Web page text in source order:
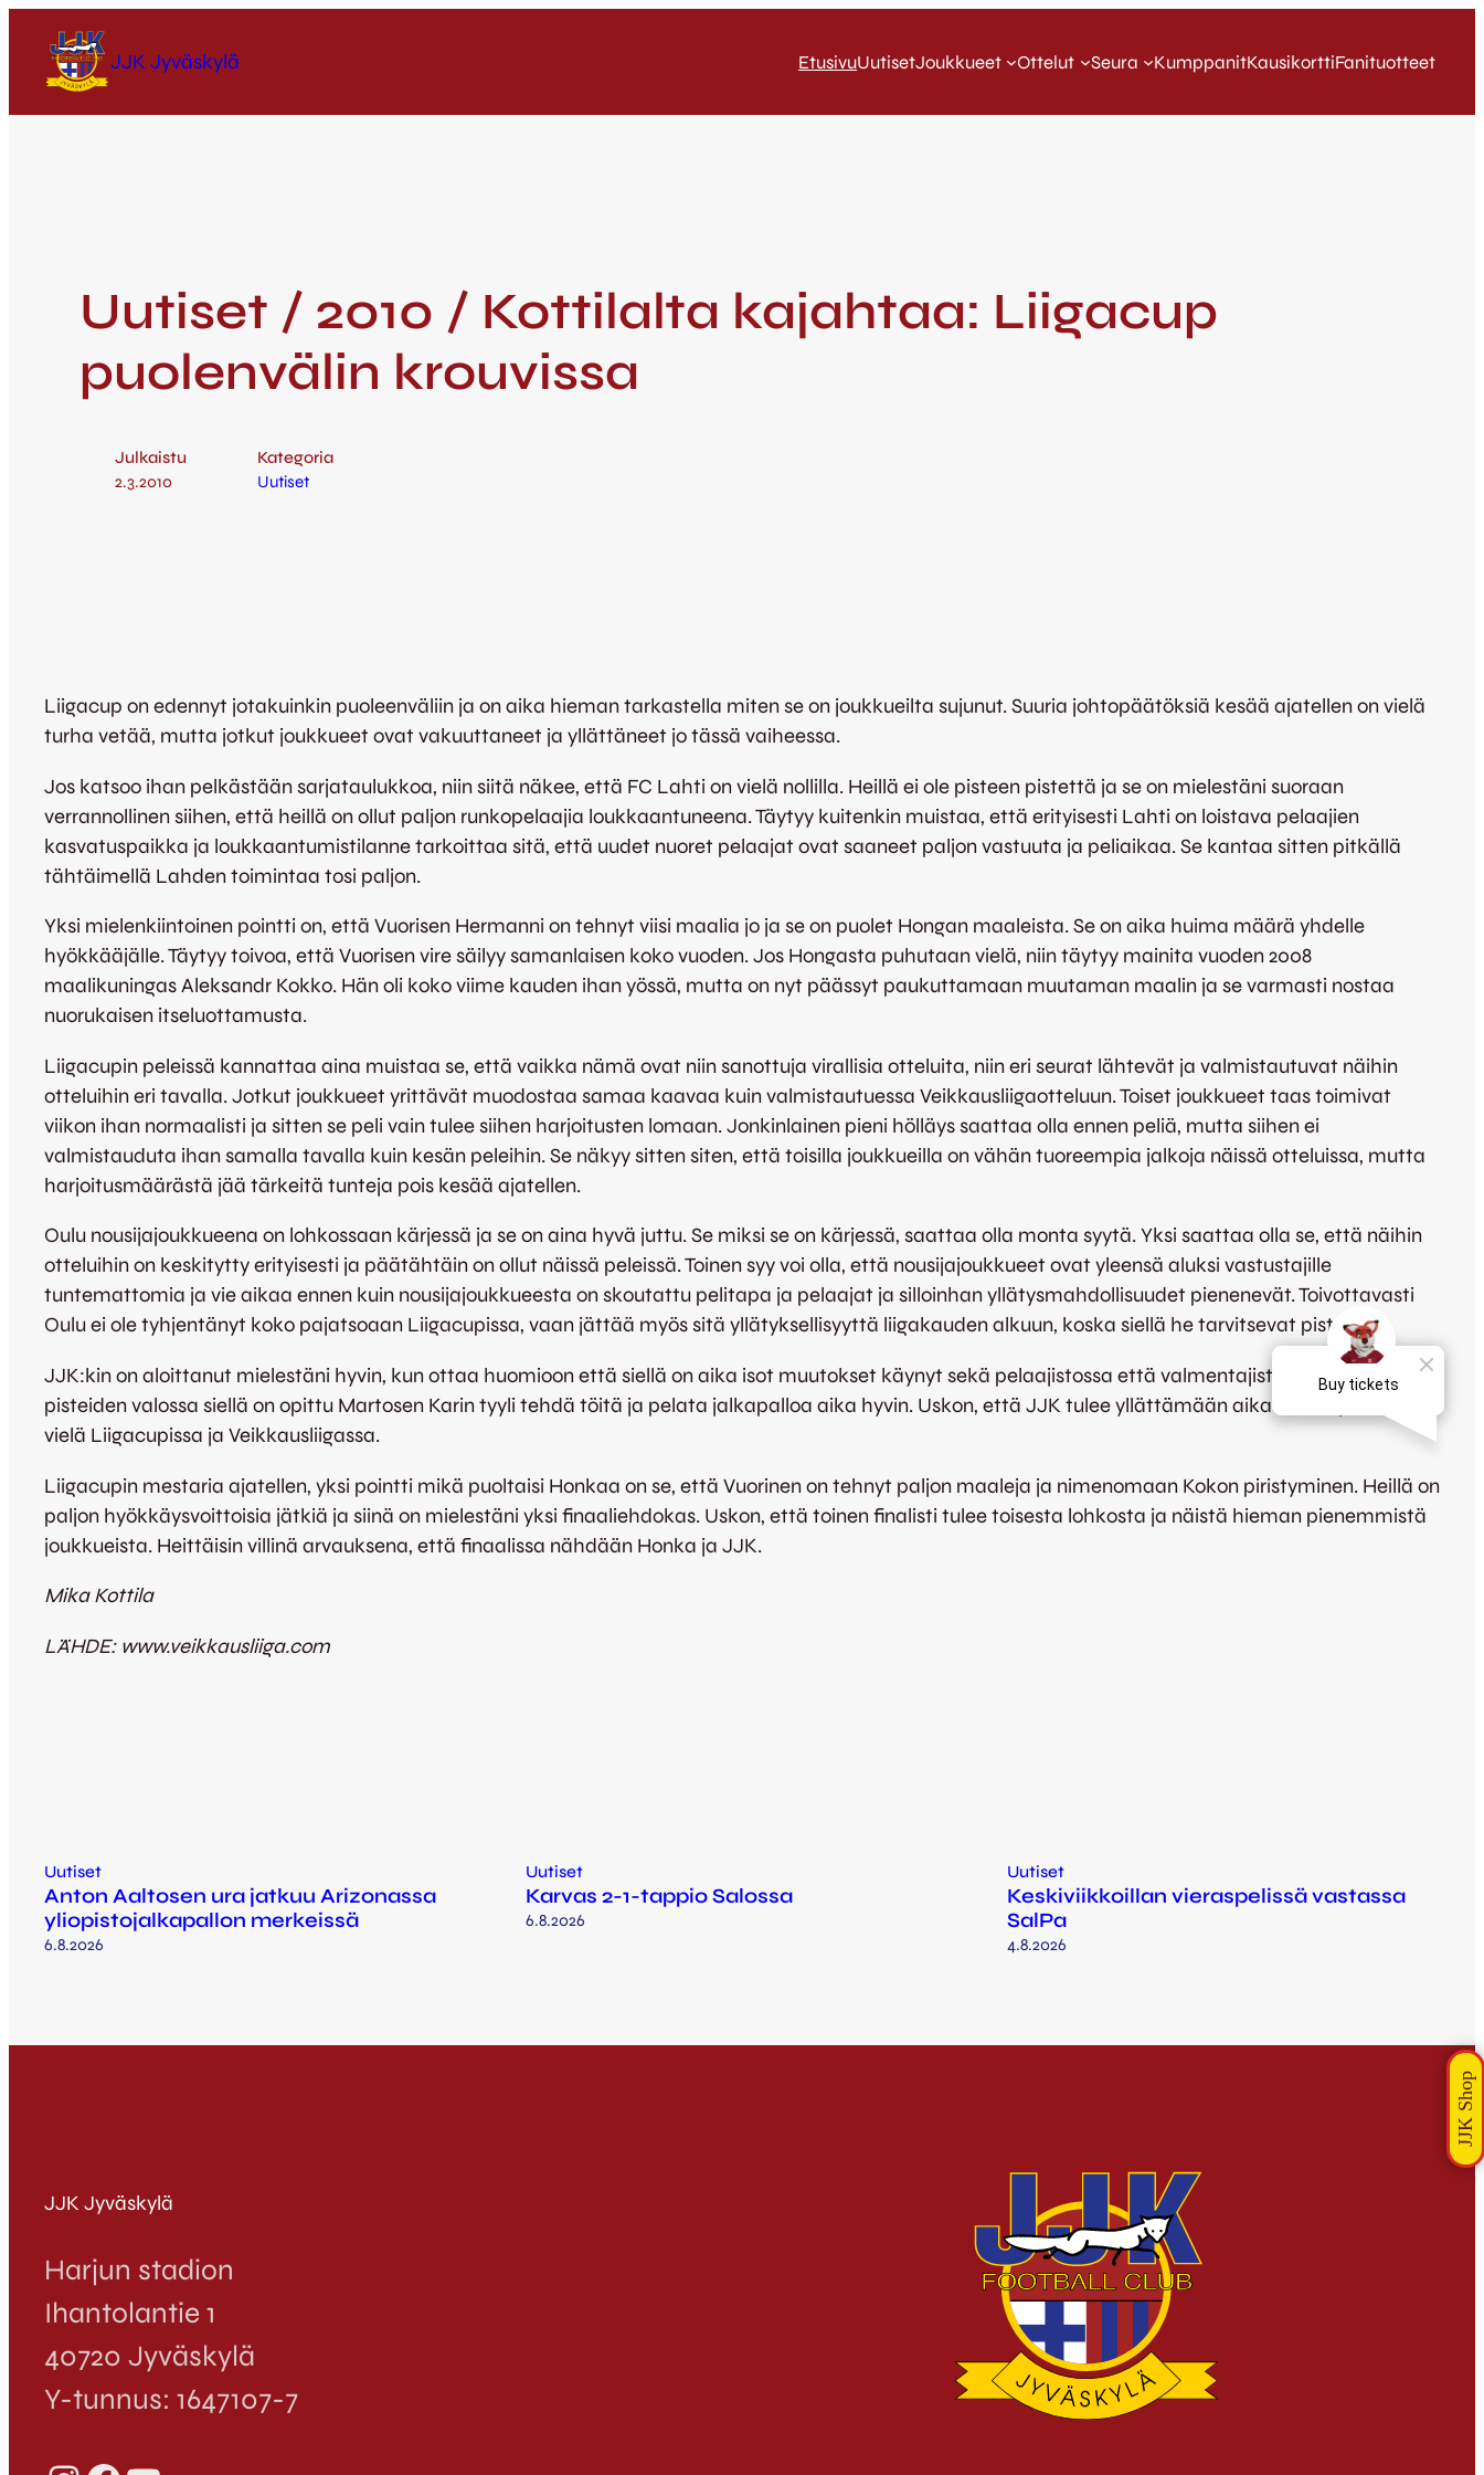
JJK Jyväskylä EtusivuUutisetJoukkueet Ottelut Seura KumppanitKausikorttiFanituotteet
Uutiset / 2010 / Kottilalta kajahtaa: Liigacup
puolenvälin krouvissa
Julkaistu
2.3.2010
Kategoria
Uutiset
Liigacup on edennyt jotakuinkin puoleenväliin ja on aika hieman tarkastella miten se on joukkueilta sujunut. Suuria johtopäätöksiä kesää ajatellen on vielä
turha vetää, mutta jotkut joukkueet ovat vakuuttaneet ja yllättäneet jo tässä vaiheessa.
Jos katsoo ihan pelkästään sarjataulukkoa, niin siitä näkee, että FC Lahti on vielä nollilla. Heillä ei ole pisteen pistettä ja se on mielestäni suoraan
verrannollinen siihen, että heillä on ollut paljon runkopelaajia loukkaantuneena. Täytyy kuitenkin muistaa, että erityisesti Lahti on loistava pelaajien
kasvatuspaikka ja loukkaantumistilanne tarkoittaa sitä, että uudet nuoret pelaajat ovat saaneet paljon vastuuta ja peliaikaa. Se kantaa sitten pitkällä
tähtäimellä Lahden toimintaa tosi paljon.
Yksi mielenkiintoinen pointti on, että Vuorisen Hermanni on tehnyt viisi maalia jo ja se on puolet Hongan maaleista. Se on aika huima määrä yhdelle
hyökkääjälle. Täytyy toivoa, että Vuorisen vire säilyy samanlaisen koko vuoden. Jos Hongasta puhutaan vielä, niin täytyy mainita vuoden 2008
maalikuningas Aleksandr Kokko. Hän oli koko viime kauden ihan yössä, mutta on nyt päässyt paukuttamaan muutaman maalin ja se varmasti nostaa
nuorukaisen itseluottamusta.
Liigacupin peleissä kannattaa aina muistaa se, että vaikka nämä ovat niin sanottuja virallisia otteluita, niin eri seurat lähtevät ja valmistautuvat näihin
otteluihin eri tavalla. Jotkut joukkueet yrittävät muodostaa samaa kaavaa kuin valmistautuessa Veikkausliigaotteluun. Toiset joukkueet taas toimivat
viikon ihan normaalisti ja sitten se peli vain tulee siihen harjoitusten lomaan. Jonkinlainen pieni hölläys saattaa olla ennen peliä, mutta siihen ei
valmistauduta ihan samalla tavalla kuin kesän peleihin. Se näkyy sitten siten, että toisilla joukkueilla on vähän tuoreempia jalkoja näissä otteluissa, mutta
harjoitusmäärästä jää tärkeitä tunteja pois kesää ajatellen.
Oulu nousijajoukkueena on lohkossaan kärjessä ja se on aina hyvä juttu. Se miksi se on kärjessä, saattaa olla monta syytä. Yksi saattaa olla se, että näihin
otteluihin on keskitytty erityisesti ja päätähtäin on ollut näissä peleissä. Toinen syy voi olla, että nousijajoukkueet ovat yleensä aluksi vastustajille
tuntemattomia ja vie aikaa ennen kuin nousijajoukkueesta on skoutattu pelitapa ja pelaajat ja silloinhan yllätysmahdollisuudet pienenevät. Toivottavasti
Oulu ei ole tyhjentänyt koko pajatsoaan Liigacupissa, vaan jättää myös sitä yllätyksellisyyttä liigakauden alkuun, koska siellä he tarvitsevat pisteitä.
JJK:kin on aloittanut mielestäni hyvin, kun ottaa huomioon että siellä on aika isot muutokset käynyt sekä pelaajistossa että valmentajistossa. Ainakin
pisteiden valossa siellä on opittu Martosen Karin tyyli tehdä töitä ja pelata jalkapalloa aika hyvin. Uskon, että JJK tulee yllättämään aika monia joukkueita
vielä Liigacupissa ja Veikkausliigassa.
Liigacupin mestaria ajatellen, yksi pointti mikä puoltaisi Honkaa on se, että Vuorinen on tehnyt paljon maaleja ja nimenomaan Kokon piristyminen. Heillä on
paljon hyökkäysvoittoisia jätkiä ja siinä on mielestäni yksi finaaliehdokas. Uskon, että toinen finalisti tulee toisesta lohkosta ja näistä hieman pienemmistä
joukkueista. Heittäisin villinä arvauksena, että finaalissa nähdään Honka ja JJK.
Mika Kottila
LÄHDE: www.veikkausliiga.com
Uutiset
Anton Aaltosen ura jatkuu Arizonassa
yliopistojalkapallon merkeissä
6.8.2026
Uutiset
Karvas 2-1-tappio Salossa
6.8.2026
Uutiset
Keskiviikkoillan vieraspelissä vastassa
SalPa
4.8.2026
JJK Jyväskylä
Harjun stadion
Ihantolantie 1
40720 Jyväskylä
Y-tunnus: 1647107-7